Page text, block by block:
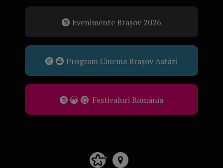
Evenimente Brașov 2026
Program Cinema Brașov Astăzi
Festivaluri România